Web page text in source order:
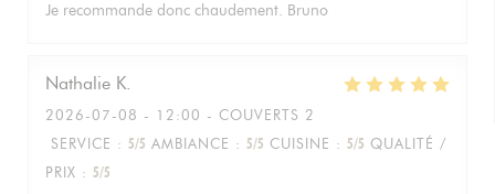
Je recommande donc chaudement. Bruno
Nathalie K
2026-07-08 - 12:00 - COUVERTS 2
SERVICE : 5/5 AMBIANCE : 5/5 CUISINE : 5/5 QUALITÉ /
PRIX : 5/5